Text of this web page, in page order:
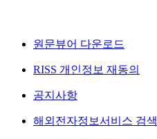
원문뷰어 다운로드
RISS 개인정보 재동의
공지사항
해외전자정보서비스 검색